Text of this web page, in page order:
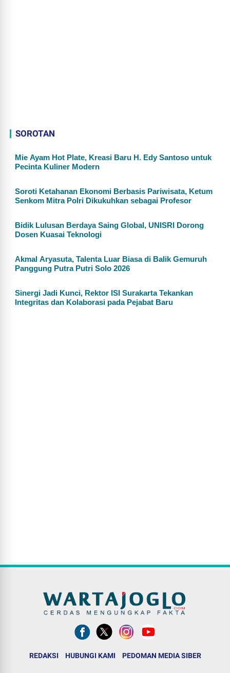
SOROTAN
Mie Ayam Hot Plate, Kreasi Baru H. Edy Santoso untuk
Pecinta Kuliner Modern
Soroti Ketahanan Ekonomi Berbasis Pariwisata, Ketum
Senkom Mitra Polri Dikukuhkan sebagai Profesor
Bidik Lulusan Berdaya Saing Global, UNISRI Dorong
Dosen Kuasai Teknologi
Akmal Aryasuta, Talenta Luar Biasa di Balik Gemuruh
Panggung Putra Putri Solo 2026
Sinergi Jadi Kunci, Rektor ISI Surakarta Tekankan
Integritas dan Kolaborasi pada Pejabat Baru
REDAKSI HUBUNGI KAMI PEDOMAN MEDIA SIBER